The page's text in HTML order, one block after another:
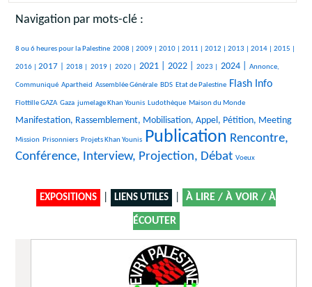
Navigation par mots-clé :
381/1847
8 ou 6 heures pour la Palestine
55/1847 2008 |
258/1847 2009 |
243/1847 2010 |
193/1847 2011 |
123/1847 2012 |
228/1847 2013 |
96/1847 2014 |
84/1847 2015 |
263/1847
2016 |
442/1847
2017 |
138/1847 2018 |
65/1847 2019 |
87/1847 2020 |
632/1847 2021 |
670/1847 2022 |
271/1847 2023 |
698/1847 2024 |
264/1847 Annonce,
Communiqué
18/1847 Apartheid
18/1847 Assemblée Générale
147/1847 BDS
23/1847 Etat de Palestine
898/1847 Flash Info
34/1847
Flottille GAZA
235/1847 Gaza
157/1847 jumelage Khan Younis
237/1847 Ludothèque
9/1847 Maison du Monde
747/1847
Manifestation, Rassemblement, Mobilisation, Appel, Pétition, Meeting
19/1847
Mission
24/1847Prisonniers
131/1847 Projets Khan Younis
1847/1847 Publication
1165/1847
Rencontre,
Conférence, Interview, Projection, Débat
11/1847 Voeux
EXPOSITIONS LIENS UTILES À LIRE / À VOIR / À
ÉCOUTER